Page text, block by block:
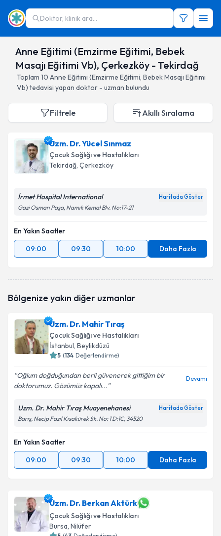
Doktor, klinik ara...
Anne Eğitimi (Emzirme Eğitimi, Bebek
Masajı Eğitimi Vb), Çerkezköy - Tekirdağ
Toplam 10 Anne Eğitimi (Emzirme Eğitimi, Bebek Masajı Eğitimi
Vb) tedavisi yapan doktor - uzman bulundu
Filtrele Akıllı Sıralama
Uzm. Dr. Yücel Sınmaz
Çocuk Sağlığı ve Hastalıkları
Tekirdağ, Çerkezköy
İrmet Hospital International Haritada Göster
Gazi Osman Paşa, Namık Kemal Blv. No:17-21
En Yakın Saatler
09:00
09:30 10:00 Daha Fazla
Bölgenize yakın diğer uzmanlar
Uzm. Dr. Mahir Tıraş
Çocuk Sağlığı ve Hastalıkları
İstanbul, Beylikdüzü
5 (134 Değerlendirme)
Oğlum doğduğundan berli güvenerek gittiğim bir
doktorumuz. Gözümüz kapalı...
Devamı
Uzm. Dr. Mahir Tıraş Muayenehanesi Haritada Göster
Barış, Necip Fazıl Kısakürek Sk. No: 1 D:1C, 34520
En Yakın Saatler
09:00
09:30 10:00 Daha Fazla
Uzm. Dr. Berkan Aktürk
Çocuk Sağlığı ve Hastalıkları
Bursa, Nilüfer